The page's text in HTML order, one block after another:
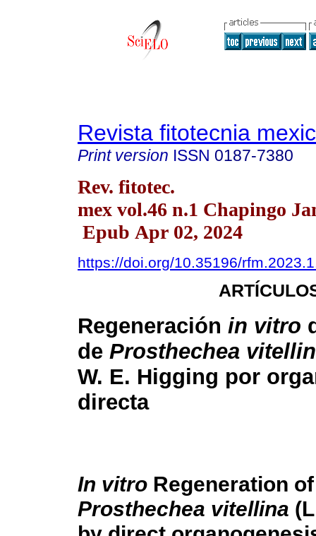
Revista fitotecnia
Print version ISSN 0187-7380
Rev. fitotec.
mex vol.46 n.1 Chapingo
Epub Apr 02, 2024
https://doi.org/10.35196/
Regeneración in vitro
de Prosthechea
W. E. Higging por
directa
In vitro Regeneration of
Prosthechea vitellina